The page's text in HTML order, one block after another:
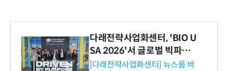
다래전략사업화센터, 'BIO U
SA 2026'서 글로벌 빅파마
와의 비즈니스 미팅 지원…K
[다래전략사업화센터] 뉴스룸 바